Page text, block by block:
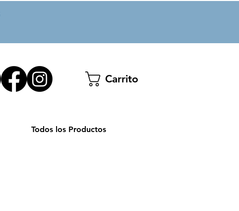
Carrito
Todos los Productos